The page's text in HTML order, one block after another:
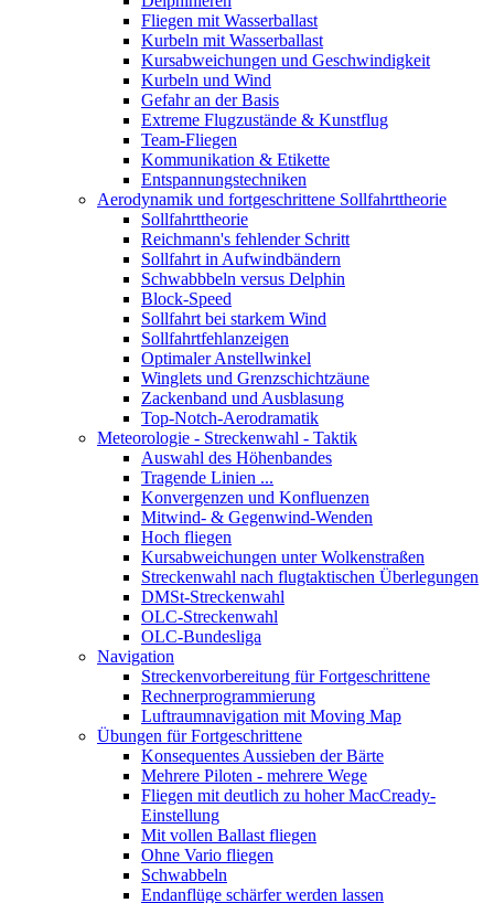
Fliegen mit Wasserballast
Kurbeln mit Wasserballast
Kursabweichungen und Geschwindigkeit
Kurbeln und Wind
Gefahr an der Basis
Extreme Flugzustände & Kunstflug
Team-Fliegen
Kommunikation & Etikette
Entspannungstechniken
Aerodynamik und fortgeschrittene Sollfahrttheorie
Sollfahrttheorie
Reichmann's fehlender Schritt
Sollfahrt in Aufwindbändern
Schwabbbeln versus Delphin
Block-Speed
Sollfahrt bei starkem Wind
Sollfahrtfehlanzeigen
Optimaler Anstellwinkel
Winglets und Grenzschichtzäune
Zackenband und Ausblasung
Top-Notch-Aerodramatik
Meteorologie - Streckenwahl - Taktik
Auswahl des Höhenbandes
Tragende Linien ...
Konvergenzen und Konfluenzen
Mitwind- & Gegenwind-Wenden
Hoch fliegen
Kursabweichungen unter Wolkenstraßen
Streckenwahl nach flugtaktischen Überlegungen
DMSt-Streckenwahl
OLC-Streckenwahl
OLC-Bundesliga
Navigation
Streckenvorbereitung für Fortgeschrittene
Rechnerprogrammierung
Luftraumnavigation mit Moving Map
Übungen für Fortgeschrittene
Konsequentes Aussieben der Bärte
Mehrere Piloten - mehrere Wege
Fliegen mit deutlich zu hoher MacCready-
Einstellung
Mit vollen Ballast fliegen
Ohne Vario fliegen
Schwabbeln
Endanflüge schärfer werden lassen